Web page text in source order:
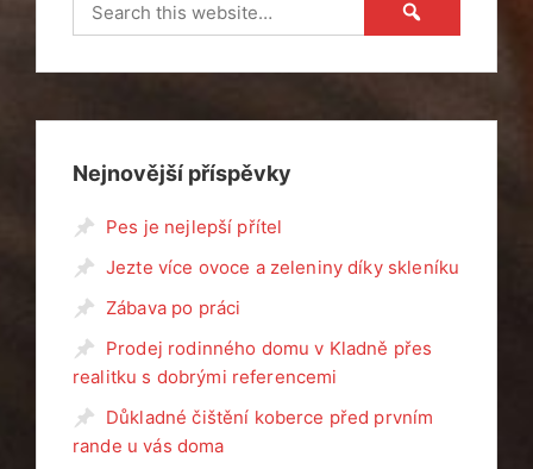
Nejnovější příspěvky
Pes je nejlepší přítel
Jezte více ovoce a zeleniny díky skleníku
Zábava po práci
Prodej rodinného domu v Kladně přes
realitku s dobrými referencemi
Důkladné čištění koberce před prvním
rande u vás doma